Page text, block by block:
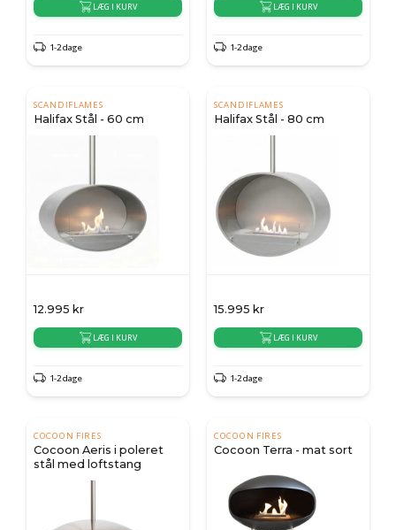
LÆG I KURV
1-2 dage
LÆG I KURV
1-2 dage
SCANDIFLAMES
Halifax Stål - 60 cm
12.995 kr
LÆG I KURV
1-2 dage
SCANDIFLAMES
Halifax Stål - 80 cm
15.995 kr
LÆG I KURV
1-2 dage
COCOON FIRES
Cocoon Aeris i poleret
stål med loftstang
COCOON FIRES
Cocoon Terra - mat sort